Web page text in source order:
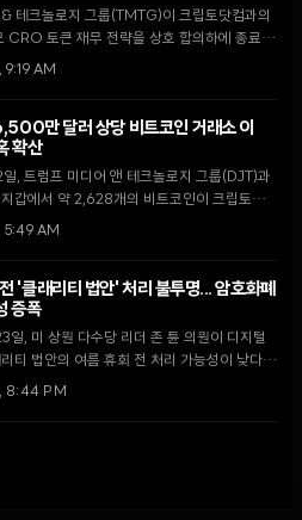
테크놀로지 그룹(TMTG)이 크립토닷컴과의
CRO 토큰 재무 전략을 상호 합의하에 종료했
가상자산 시장의 냉각 속에 핵융합 에너지와
AM
만 달러 상당 비트코인 거래소 이
확산
, 트럼프 미디어 앤 테크놀로지 그룹(DJT)과
갑에서 약 2,628개의 비트코인이 크립토닷컴
다. 막대한 운영 손실을 기록 중인 가운데 이번
AM
'클래리티 법안' 처리 불투명... 암호화폐
증폭
, 미 상원 다수당 리더 존 튠 의원이 디지털
티 법안의 여름 휴회 전 처리 가능성이 낮다고
리 조항 합의로 고조되었던 입법 기대감이 의회
8:44 PM